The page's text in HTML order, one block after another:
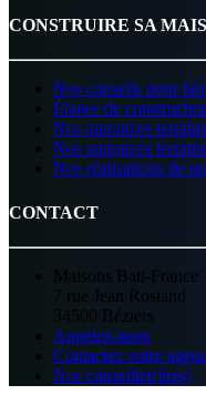
CONSTRUIRE SA
Nos conseils pour
Étapes de
Nos annonces
Nos annonces
Nos réalisations de
CONTACT
Maisons Bati-France
7 rue Jean Rostand
34500 Béziers
Appelez-nous
Contactez votre
Nos conseiller(ères)